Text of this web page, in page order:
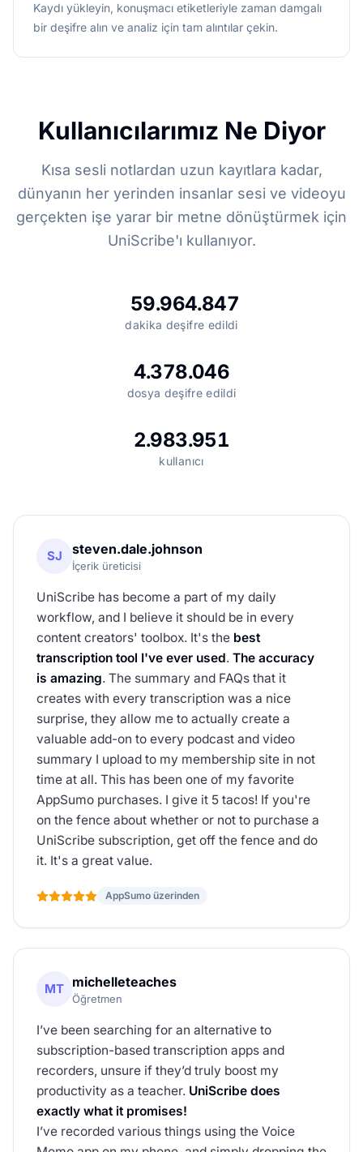
Kaydı yükleyin, konuşmacı etiketleriyle zaman damgalı
bir deşifre alın ve analiz için tam alıntılar çekin.
Kullanıcılarımız Ne Diyor
Kısa sesli notlardan uzun kayıtlara kadar,
dünyanın her yerinden insanlar sesi ve videoyu
gerçekten işe yarar bir metne dönüştürmek için
UniScribe'ı kullanıyor.
59.964.847
dakika deşifre edildi
4.378.046
dosya deşifre edildi
2.983.951
kullanıcı
SJ steven.dale.johnson
İçerik üreticisi
UniScribe has become a part of my daily
workflow, and I believe it should be in every
content creators' toolbox. It's the best
transcription tool I've ever used. The accuracy
is amazing. The summary and FAQs that it
creates with every transcription was a nice
surprise, they allow me to actually create a
valuable add-on to every podcast and video
summary I upload to my membership site in not
time at all. This has been one of my favorite
AppSumo purchases. I give it 5 tacos! If you're
on the fence about whether or not to purchase a
UniScribe subscription, get off the fence and do
it. It's a great value.
AppSumo üzerinden
MT michelleteaches
Öğretmen
I’ve been searching for an alternative to
subscription-based transcription apps and
recorders, unsure if they’d truly boost my
productivity as a teacher. UniScribe does
exactly what it promises!
I’ve recorded various things using the Voice